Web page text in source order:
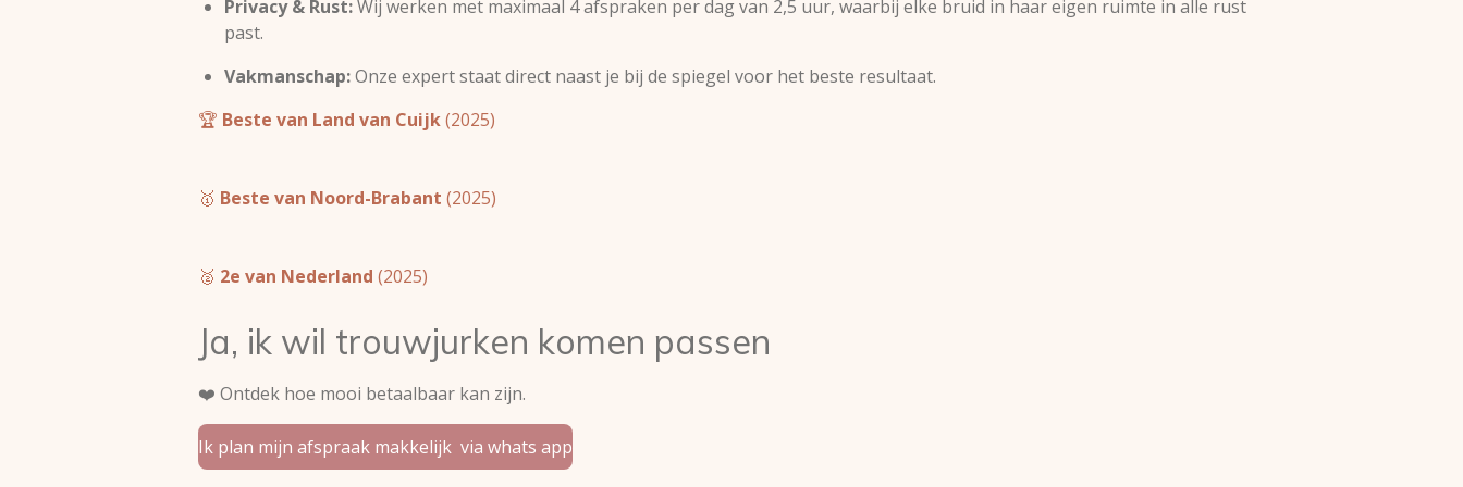
Privacy & Rust:Wij werken met maximaal 4 afspraken per dag van 2,5 uur, waarbij elke bruid in haar eigen ruimte in alle rust
past.
Vakmanschap:Onze expert staat direct naast je bij de spiegel voor het beste resultaat.
🏆 Beste van Land van Cuijk(2025)
🥇 Beste van Noord-Brabant (2025)
🥈 2e van Nederland (2025)
Ja, ik wil trouwjurken komen passen
❤️ Ontdek hoe mooi betaalbaar kan zijn.
Ik plan mijn afspraak makkelijk via whats app